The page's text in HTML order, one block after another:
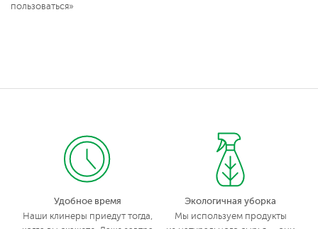
пользоваться»
Удобное время
Наши клинеры приедут тогда,
Экологичная уборка
Мы используем продукты